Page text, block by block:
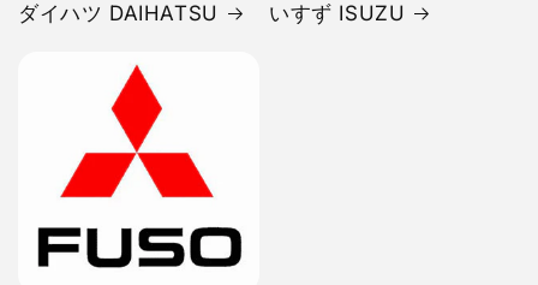
ダイハツ DAIHATSU いすず ISUZU